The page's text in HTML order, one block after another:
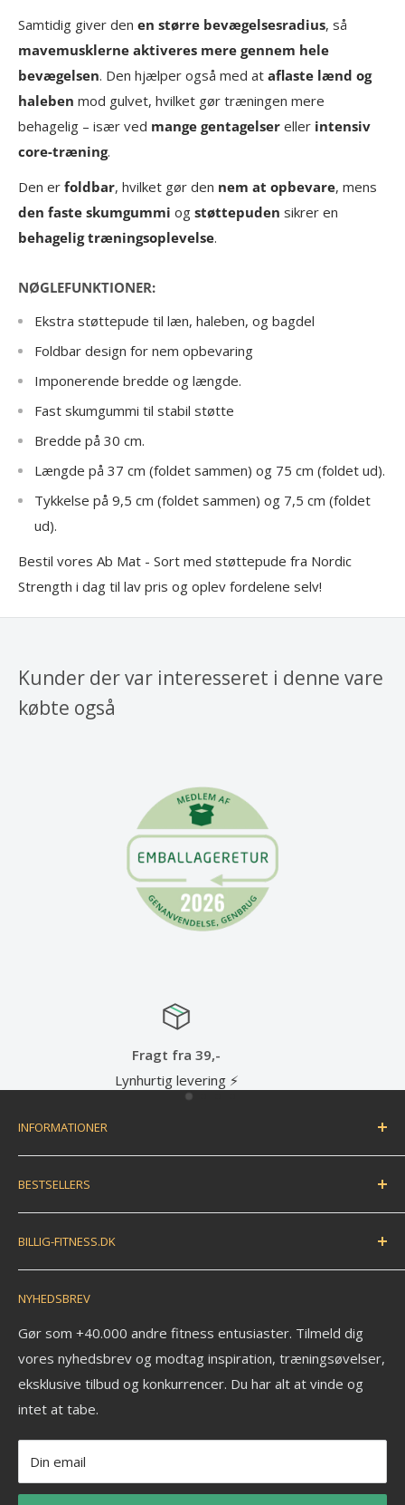
Samtidig giver den en større bevægelsesradius, så
mavemusklerne aktiveres mere gennem hele
bevægelsen. Den hjælper også med at aflaste lænd og
haleben mod gulvet, hvilket gør træningen mere
behagelig – især ved mange gentagelser eller intensiv
core-træning.
Den er foldbar, hvilket gør den nem at opbevare, mens
den faste skumgummi og støttepuden sikrer en
behagelig træningsoplevelse.
NØGLEFUNKTIONER:
Ekstra støttepude til læn, haleben, og bagdel
Foldbar design for nem opbevaring
Imponerende bredde og længde.
Fast skumgummi til stabil støtte
Bredde på 30 cm.
Længde på 37 cm (foldet sammen) og 75 cm (foldet ud).
Tykkelse på 9,5 cm (foldet sammen) og 7,5 cm (foldet
ud).
Bestil vores Ab Mat - Sort med støttepude fra Nordic
Strength i dag til lav pris og oplev fordelene selv!
Kunder der var interesseret i denne vare
købte også
Lave priser hele tiden
NYHEDSBREV
Gør som +40.000 andre fitness entusiaster. Tilmeld dig
vores nyhedsbrev og modtag inspiration, træningsøvelser,
eksklusive tilbud og konkurrencer. Du har alt at vinde og
intet at tabe.
Din email
INFORMATIONER
Handelsbetingelser
Fortryd dit køb / bestil returlabel
FAQ
EAN betaling
Anmeldelser
Kontakt
Om os
Ledige stillinger
Fitness blog
Blog om styrketræning
Privatlivspolitik
Refusionspolitik
BESTSELLERS
Træningsmåtte
Træningsbold
Træningselastik
Håndvægte
Pull up bar
Kettlebell
Aerobic vægtstang sæt
Vægtstang
Vægtskive
BILLIG-FITNESS.DK
N.K. Import APS
Savværksvej 3
6360 Tinglev
CVR: 33772580
_______________________
Mail: info@billig-fitness.dk